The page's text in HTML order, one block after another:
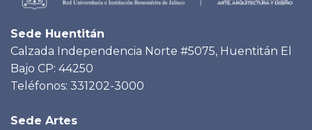
Sede Huentitán
Calzada Independencia Norte #5075, Huentitán El
Bajo CP: 44250
Teléfonos: 331202-3000
Sede Artes